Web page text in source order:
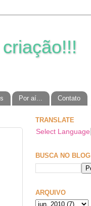
Por aí... Contato
TRANSLATE
Select Language
BUSCA NO BLOG
ARQUIVO